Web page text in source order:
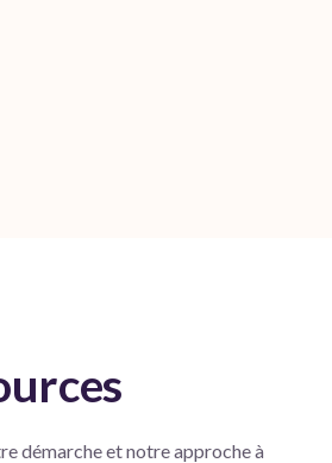
démarche et notre approche à